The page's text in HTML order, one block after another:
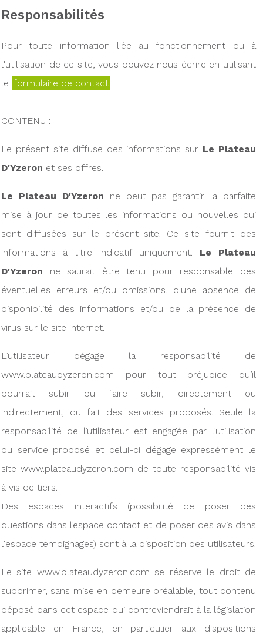
Responsabilités
Pour toute information liée au fonctionnement ou à
l'utilisation de ce site, vous pouvez nous écrire en utilisant
le formulaire de contact
CONTENU :
Le présent site diffuse des informations sur Le Plateau
D'Yzeron et ses offres.
Le Plateau D'Yzeron ne peut pas garantir la parfaite
mise à jour de toutes les informations ou nouvelles qui
sont diffusées sur le présent site. Ce site fournit des
informations à titre indicatif uniquement. Le Plateau
D'Yzeron ne saurait être tenu pour responsable des
éventuelles erreurs et/ou omissions, d'une absence de
disponibilité des informations et/ou de la présence de
virus sur le site internet.
L’utilisateur dégage la responsabilité de
www.plateaudyzeron.com pour tout préjudice qu’il
pourrait subir ou faire subir, directement ou
indirectement, du fait des services proposés. Seule la
responsabilité de l’utilisateur est engagée par l’utilisation
du service proposé et celui-ci dégage expressément le
site www.plateaudyzeron.com de toute responsabilité vis
à vis de tiers.
Des espaces interactifs (possibilité de poser des
questions dans l’espace contact et de poser des avis dans
l'espace temoignages) sont à la disposition des utilisateurs.
Le site www.plateaudyzeron.com se réserve le droit de
supprimer, sans mise en demeure préalable, tout contenu
déposé dans cet espace qui contreviendrait à la législation
applicable en France, en particulier aux dispositions